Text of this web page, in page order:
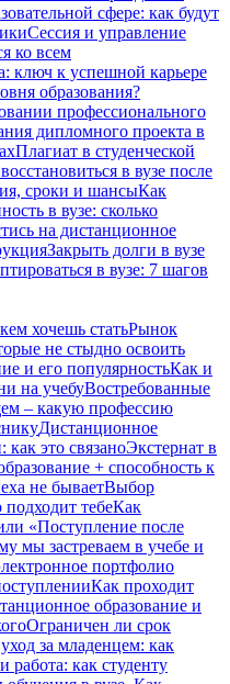
сфере: как будут
Сессия и управление
ко всем
ключ к успешной карьере
образования?
профессионального
дипломного проекта в
Плагиат в студенческой
в вузе после
сроки и шансыКак
в вузе: сколько
на дистанционное
Закрыть долги в вузе
в вузе: 7 шагов
хочешь статьРынок
не стыдно освоить
и его популярностьКак и
на учебуВостребованные
– какую профессию
Дистанционное
как это связаноЭкстернат в
+ способность к
не бываетВыбор
тебеКак
«Поступление после
мы застреваем в учебе и
портфолио
Как проходит
образование и
Ограничен ли срок
за младенцем: как
работа: как студенту